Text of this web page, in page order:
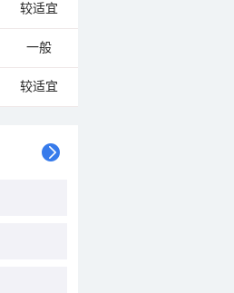
较适宜
一般
较适宜